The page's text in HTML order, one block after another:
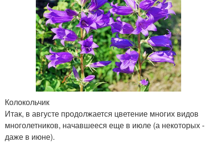
Колокольчик
Итак, в августе продолжается цветение многих видов
многолетников, начавшееся еще в июле (а некоторых -
даже в июне).